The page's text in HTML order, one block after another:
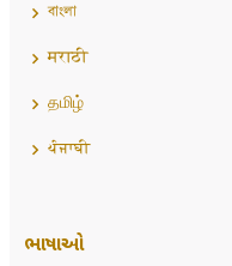
বাংলা
मराठी
தமிழ்
ਪੰਜਾਬੀ
ભાષાઓ